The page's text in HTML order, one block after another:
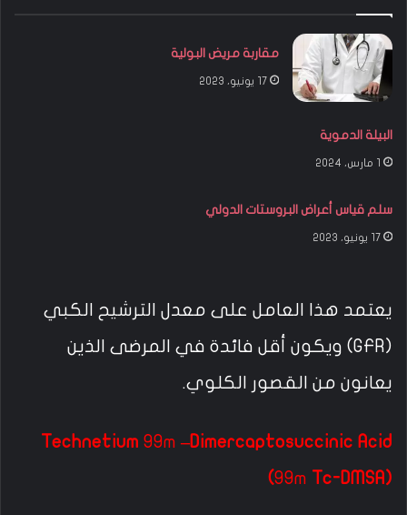
مقاربة مريض البولية
17 يونيو، 2023
البيلة الدموية
1 مارس، 2024
سلم قياس أعراض البروستات الدولي
17 يونيو، 2023
يعتمد هذا العامل على معدل الترشيح الكبي
(GFR) ويكون أقل فائدة في المرضى الذين
يعانون من القصور الكلوي.
Technetium 99m–Dimercaptosuccinic Acid
(99m Tc-DMSA)